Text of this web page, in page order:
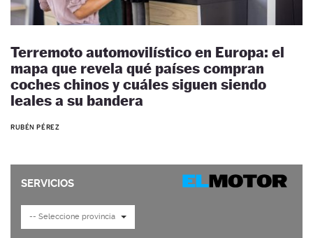
Terremoto automovilístico en Europa: el
mapa que revela qué países compran
coches chinos y cuáles siguen siendo
leales a su bandera
RUBÉN PÉREZ